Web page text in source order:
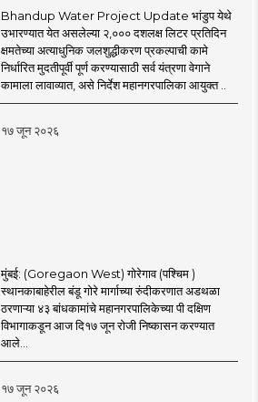
Bhandup Water Project Update भांडुप येथे
उभारण्यात येत असलेल्या २,००० दशलक्ष लिटर प्रतिदिन
क्षमतेच्या अत्याधुनिक जलशुद्धीकरण प्रकल्पाची कामे
निर्धारित मुदतीपूर्वी पूर्ण करण्यासाठी सर्व यंत्रणा वेगाने
कामाला लावाव्यात, असे निर्देश महानगरपालिका आयुक्त ..
१७ जून २०२६
मुंबई: (Goregaon West) गोरेगाव (पश्चिम )
स्थानकाबाहेरील बंडू गोरे मार्गाच्या रुंदीकरणात अडथळा
ठरणाऱ्या ४३ बांधकामांचे महानगरपालिकेच्या पी दक्षिण
विभागाकडून आज दि१७ जून रोजी निष्कासन करण्यात
आले...
१७ जून २०२६